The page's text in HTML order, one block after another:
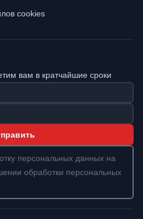
cookies
вам в кратчайшие сроки
персональных данных на
обработки персональных